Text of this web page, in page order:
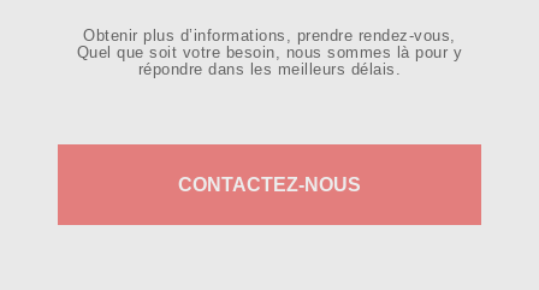
Obtenir plus d’informations, prendre rendez-vous,
Quel que soit votre besoin, nous sommes là pour y
répondre dans les meilleurs délais.
CONTACTEZ-NOUS